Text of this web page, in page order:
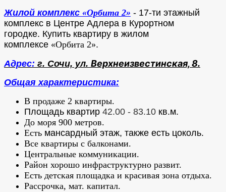
Жилой комплекс «Орбита 2» - 17-ти этажный
комплекс в Центре Адлера в Курортном
городке. Купить квартиру в жилом
комплексе «Орбита 2».
Адрес: г. Сочи, ул. Верхнеизвестинская, 8.
Общая характеристика:
В продаже 2 квартиры.
Площадь квартир 42.00 - 83.10 кв.м.
До моря 900 метров.
Есть мансардный этаж, также есть цоколь.
Все квартиры с балконами.
Центральные коммуникации.
Район хорошо инфраструктурно развит.
Есть детская площадка и красивая зона отдыха.
Рассрочка, мат. капитал.